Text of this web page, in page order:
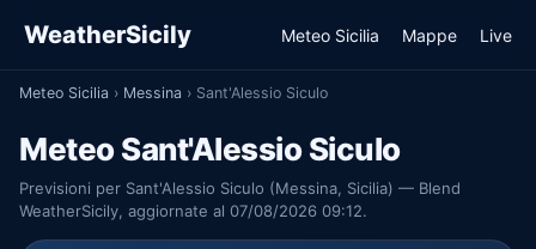
WeatherSicily Meteo Sicilia Mappe Live
Meteo Sicilia › Messina › Sant'Alessio Siculo
Meteo Sant'Alessio Siculo
Previsioni per Sant'Alessio Siculo (Messina, Sicilia) — Blend
WeatherSicily, aggiornate al 07/08/2026 09:12.